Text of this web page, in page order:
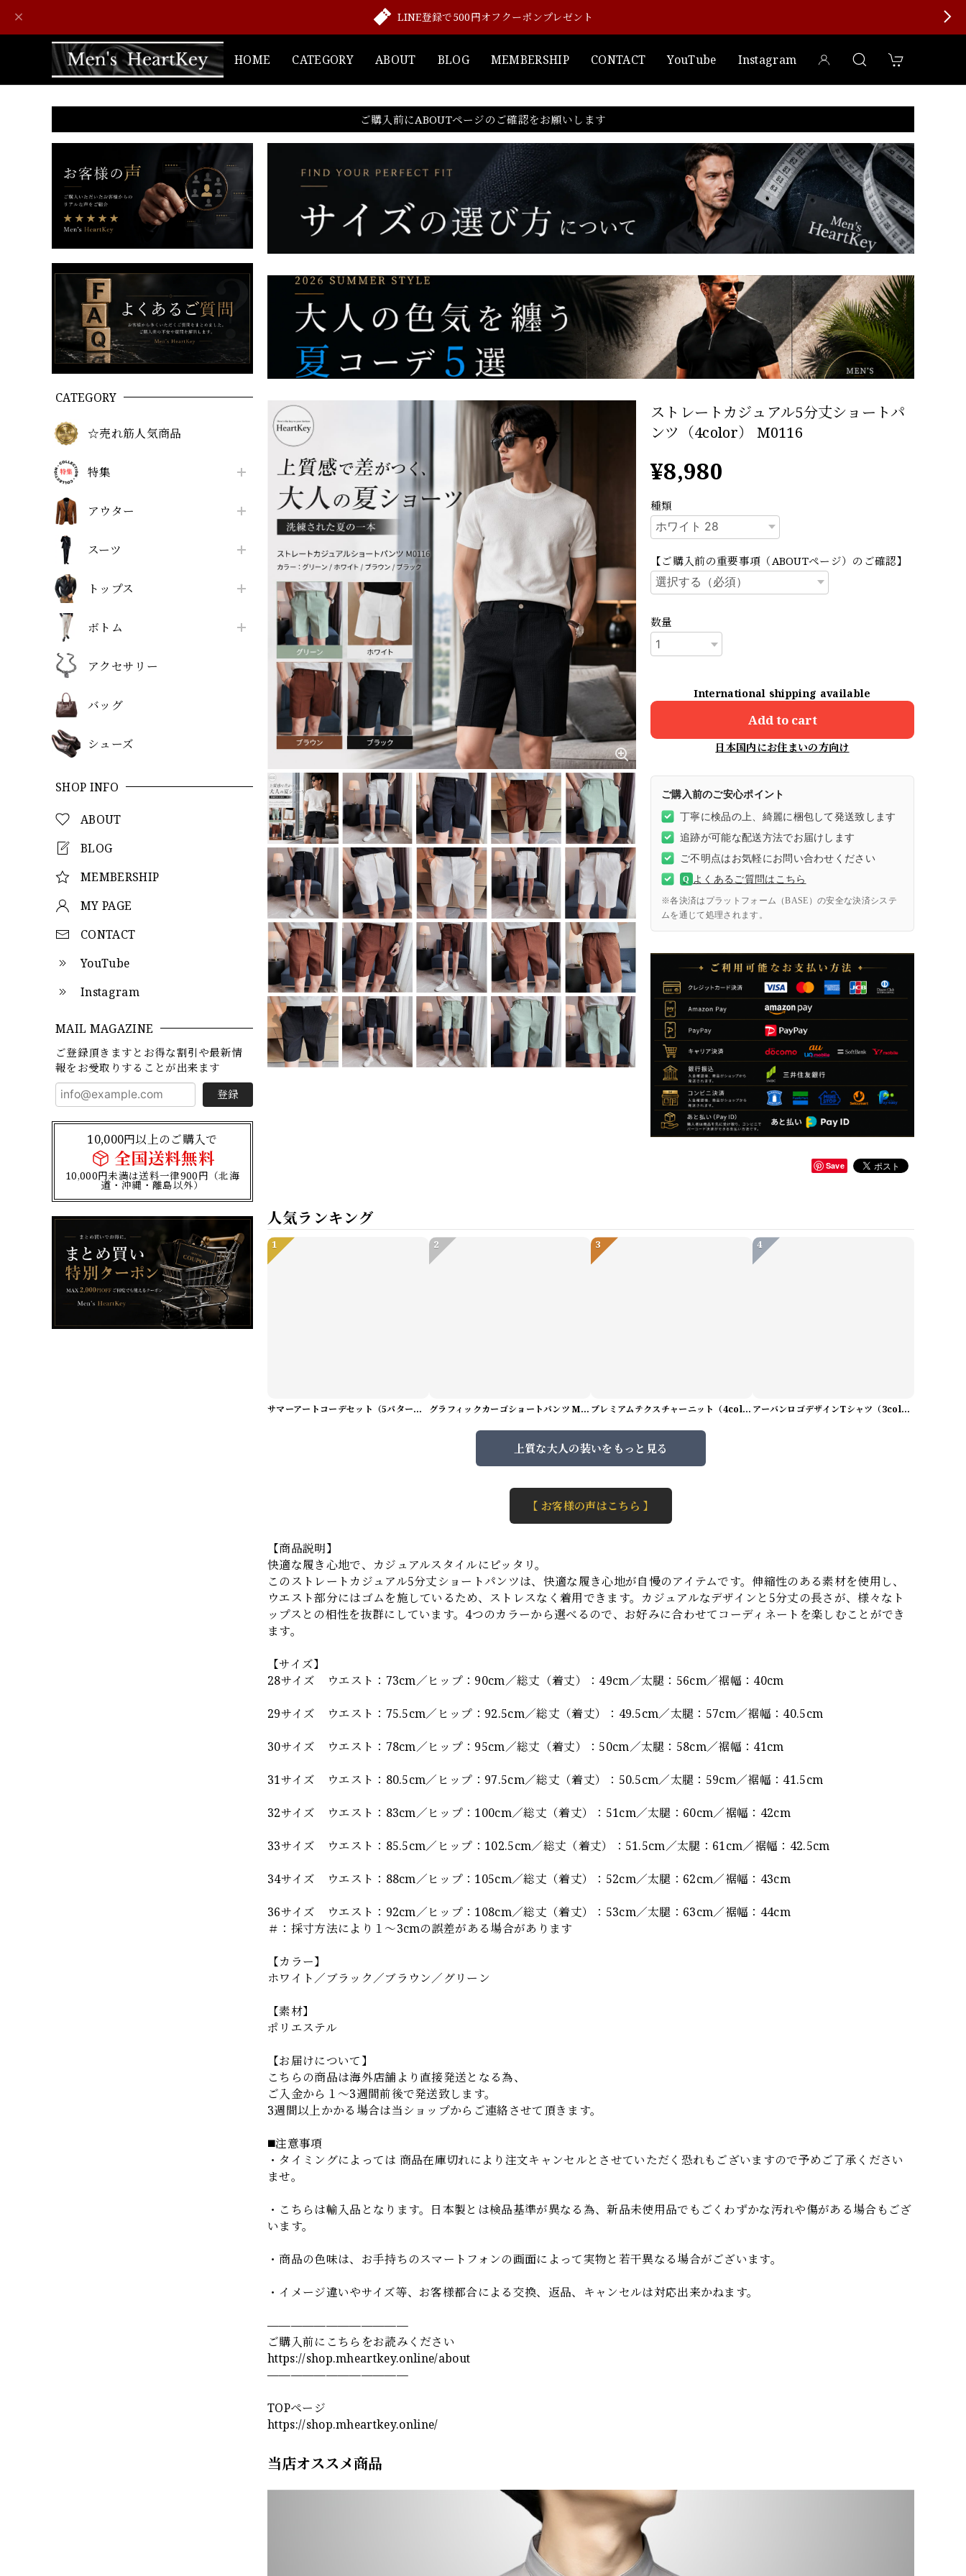
LINE登録で500円オフクーポンプレゼント
HOME CATEGORY ABOUT BLOG MEMBERSHIP CONTACT YouTube Instagram
ご購入前にABOUTページのご確認をお願いします
CATEGORY
☆売れ筋人気商品
特集
アウター
スーツ
トップス
ボトム
アクセサリー
バッグ
シューズ
SHOP INFO
ABOUT
BLOG
MEMBERSHIP
MY PAGE
CONTACT
YouTube
Instagram
MAIL MAGAZINE
ご登録頂きますとお得な割引や最新情
報をお受取りすることが出来ます
登録
10,000円以上のご購入で
全国送料無料
10,000円未満は送料一律900円（北海
道・沖縄・離島以外）
ストレートカジュアル5分丈ショートパ
ンツ（4color） M0116
¥8,980
種類
【ご購入前の重要事項（ABOUTページ）のご確認】
数量
International shipping available
Add to cart
日本国内にお住まいの方向け
ご購入前のご安心ポイント
丁寧に検品の上、綺麗に梱包して発送致します
追跡が可能な配送方法でお届けします
ご不明点はお気軽にお問い合わせください
Q よくあるご質問はこちら
※各決済はプラットフォーム（BASE）の安全な決済システ
ムを通じて処理されます。
Save
人気ランキング
1
サマーアートコーデセット（5パターン） M1048
2
グラフィックカーゴショートパンツ M1029
3
プレミアムテクスチャーニット（4color） M0971
4
アーバンロゴデザインTシャツ（3color） M0984
上質な大人の装いをもっと見る
【 お客様の声はこちら 】
【商品説明】
快適な履き心地で、カジュアルスタイルにピッタリ。
このストレートカジュアル5分丈ショートパンツは、快適な履き心地が自慢のアイテムです。伸縮性のある素材を使用し、
ウエスト部分にはゴムを施しているため、ストレスなく着用できます。カジュアルなデザインと5分丈の長さが、様々なト
ップスとの相性を抜群にしています。4つのカラーから選べるので、お好みに合わせてコーディネートを楽しむことができ
ます。
【サイズ】
28サイズ ウエスト：73cm／ヒップ：90cm／総丈（着丈）：49cm／太腿：56cm／裾幅：40cm
29サイズ ウエスト：75.5cm／ヒップ：92.5cm／総丈（着丈）：49.5cm／太腿：57cm／裾幅：40.5cm
30サイズ ウエスト：78cm／ヒップ：95cm／総丈（着丈）：50cm／太腿：58cm／裾幅：41cm
31サイズ ウエスト：80.5cm／ヒップ：97.5cm／総丈（着丈）：50.5cm／太腿：59cm／裾幅：41.5cm
32サイズ ウエスト：83cm／ヒップ：100cm／総丈（着丈）：51cm／太腿：60cm／裾幅：42cm
33サイズ ウエスト：85.5cm／ヒップ：102.5cm／総丈（着丈）：51.5cm／太腿：61cm／裾幅：42.5cm
34サイズ ウエスト：88cm／ヒップ：105cm／総丈（着丈）：52cm／太腿：62cm／裾幅：43cm
36サイズ ウエスト：92cm／ヒップ：108cm／総丈（着丈）：53cm／太腿：63cm／裾幅：44cm
＃：採寸方法により１～3cmの誤差がある場合があります
【カラー】
ホワイト／ブラック／ブラウン／グリーン
【素材】
ポリエステル
【お届けについて】
こちらの商品は海外店舗より直接発送となる為、
ご入金から１～3週間前後で発送致します。
3週間以上かかる場合は当ショップからご連絡させて頂きます。
◼️注意事項
・タイミングによっては 商品在庫切れにより注文キャンセルとさせていただく恐れもございますので予めご了承ください
ませ。
・こちらは輸入品となります。日本製とは検品基準が異なる為、新品未使用品でもごくわずかな汚れや傷がある場合もござ
います。
・商品の色味は、お手持ちのスマートフォンの画面によって実物と若干異なる場合がございます。
・イメージ違いやサイズ等、お客様都合による交換、返品、キャンセルは対応出来かねます。
————————————
ご購入前にこちらをお読みください
https://shop.mheartkey.online/about
————————————
TOPページ
https://shop.mheartkey.online/
当店オススメ商品